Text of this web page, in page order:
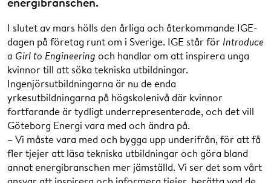
I slutet av mars hölls den årliga och återkommande IGE-
dagen på företag runt om i Sverige. IGE står för Introduce
a Girl to Engineering och handlar om att inspirera unga
kvinnor till att söka tekniska utbildningar.
Ingenjörsutbildningarna är nu de enda
yrkesutbildningarna på högskolenivå där kvinnor
fortfarande är tydligt underrepresenterade, och det vill
Göteborg Energi vara med och ändra på.
– Vi måste vara med och bygga upp underifrån, för att få
fler tjejer att läsa tekniska utbildningar och göra bland
annat energibranschen mer jämställd. Vi ser det som vårt